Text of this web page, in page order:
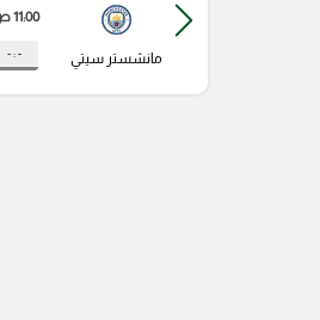
مانشستر سيتي
11:00 ص
- : -